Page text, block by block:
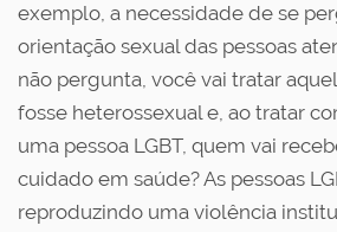
exemplo, a necessidade de se
orientação sexual das pessoas
não pergunta, você vai tratar
fosse heterossexual e, ao tratar
uma pessoa LGBT, quem vai
cuidado em saúde? As pessoas
reproduzindo uma violência